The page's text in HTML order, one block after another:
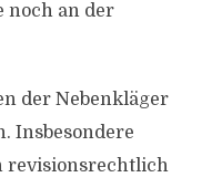
noch an der
der Nebenkläger
Insbesondere
revisionsrechtlich